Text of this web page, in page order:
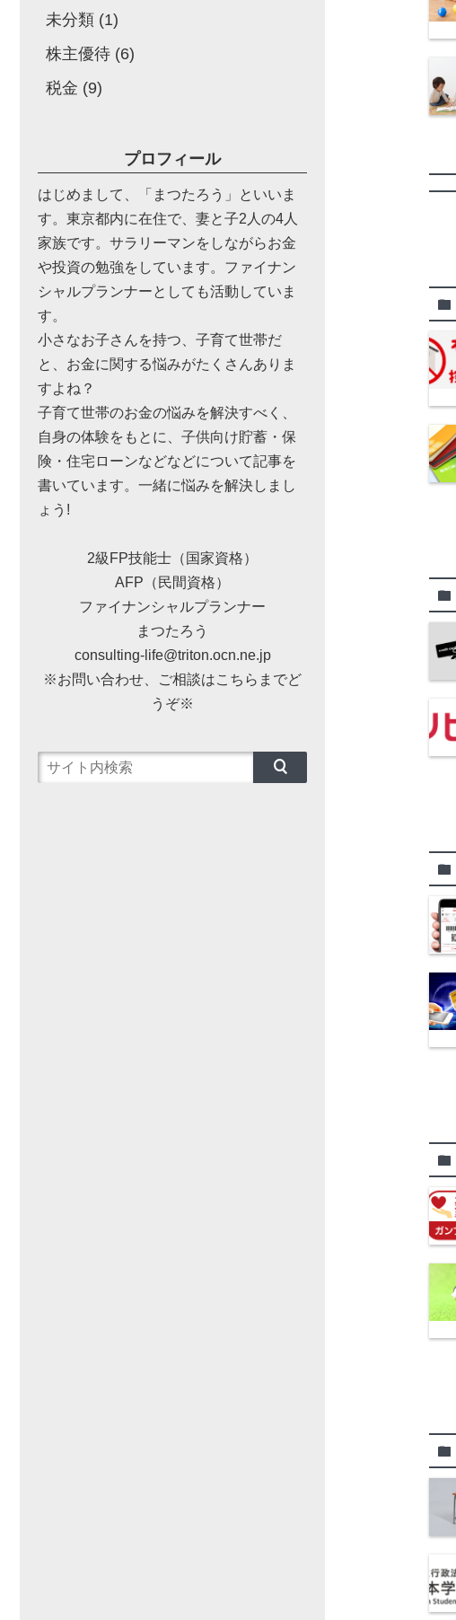
folder
folder
folder
folder
folder
未分類 (1)
株主優待 (6)
税金 (9)
プロフィール
はじめまして、「まつたろう」といいま
す。東京都内に在住で、妻と子2人の4人
家族です。サラリーマンをしながらお金
や投資の勉強をしています。ファイナン
シャルプランナーとしても活動していま
す。
小さなお子さんを持つ、子育て世帯だ
と、お金に関する悩みがたくさんありま
すよね？
子育て世帯のお金の悩みを解決すべく、
自身の体験をもとに、子供向け貯蓄・保
険・住宅ローンなどなどについて記事を
書いています。一緒に悩みを解決しまし
ょう!
2級FP技能士（国家資格）
AFP（民間資格）
ファイナンシャルプランナー
まつたろう
consulting-life@triton.ocn.ne.jp
※お問い合わせ、ご相談はこちらまでど
うぞ※